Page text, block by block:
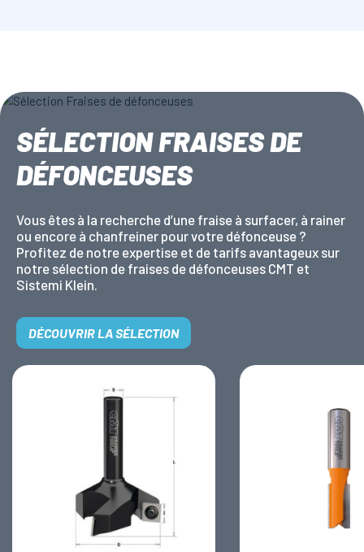
SÉLECTION FRAISES DE
DÉFONCEUSES
Vous êtes à la recherche d’une fraise à surfacer, à rainer
ou encore à chanfreiner pour votre défonceuse ?
Profitez de notre expertise et de tarifs avantageux sur
notre sélection de fraises de défonceuses CMT et
Sistemi Klein.
DÉCOUVRIR LA SÉLECTION